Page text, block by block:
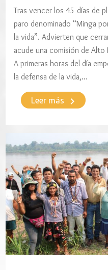
Tras vencer los 45 días de
paro denominado “Minga
la vida”. Advierten que
acude una comisión de Alto
A primeras horas del día
la defensa de la vida,…
Leer más keyboard_arrow_right